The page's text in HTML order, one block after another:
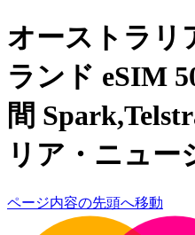
オーストラリ
ランド eSIM
間
リア・ニュー
ページ内容の先頭へ移動